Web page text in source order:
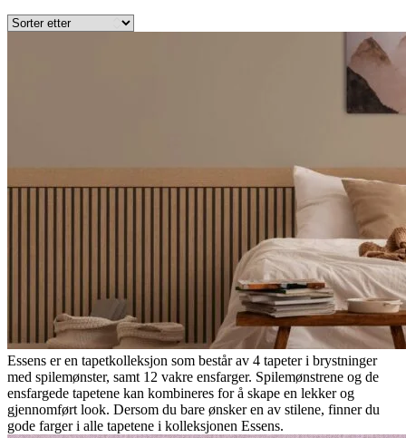
Essens er en tapetkolleksjon som består av 4 tapeter i brystninger
med spilemønster, samt 12 vakre ensfarger. Spilemønstrene og de
ensfargede tapetene kan kombineres for å skape en lekker og
gjennomført look. Dersom du bare ønsker en av stilene, finner du
gode farger i alle tapetene i kolleksjonen Essens.